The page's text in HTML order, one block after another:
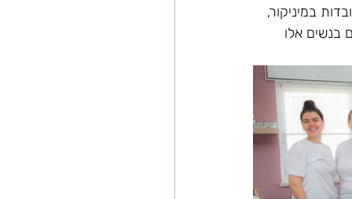
במיניקור,
בנשים אלו